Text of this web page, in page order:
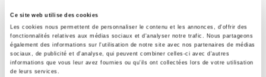
Ce site web utilise des cookies
Les cookies nous permettent de personnaliser le contenu et les annonces, d'offrir des
fonctionnalités relatives aux médias sociaux et d'analyser notre trafic. Nous partageons
également des informations sur l'utilisation de notre site avec nos partenaires de médias
sociaux, de publicité et d'analyse, qui peuvent combiner celles-ci avec d'autres
informations que vous leur avez fournies ou qu'ils ont collectées lors de votre utilisation
de leurs services.